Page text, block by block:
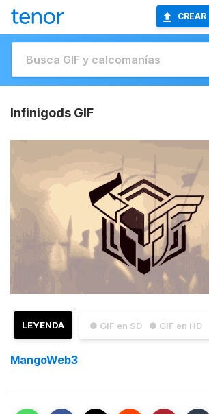
CREAR
Infinigods GIF
● GIF en SD ● GIF en HD
LEYENDA
MangoWeb3